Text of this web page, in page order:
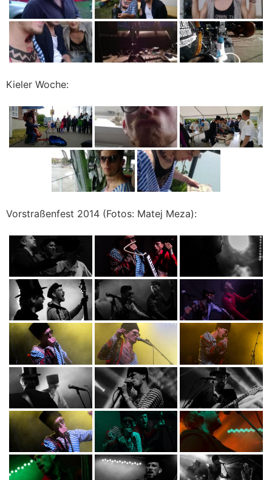
Kieler Woche:
Vorstraßenfest 2014 (Fotos: Matej Meza):